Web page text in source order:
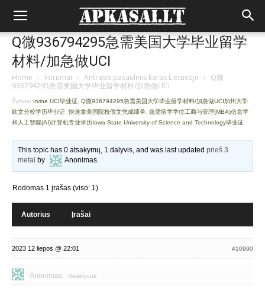
Q微936794295急需美国大学毕业留学
材料/加急做UCI
Home › Forumai › Antrasis pasaulinis karas Lietuvoje › Q微
936794295急需美国大学毕业留学材料/加急做UCI
Žymos: Irvine UCI毕业证 Q微936794295急需美国大学毕业留学材料/加急做UCI加州大学
欧文分校学历毕业证 快速拿美国院校假文凭成绩单 急需留学学位工商与管理(MBA)信息学
和人工智能(AI)计算机专业学历Iowa State University of Science and Technology毕业证
This topic has 0 atsakymų, 1 dalyvis, and was last updatedprieš 3
metai by Anonimas.
Rodomas 1 įrašas (viso: 1)
Autorius Įrašai
2023 12 liepos @ 22:01 #10990
Anonimas Neaktyvus